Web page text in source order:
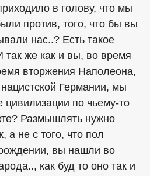
в голову, что мы
против, того, что бы вы
нас..? Есть такое
так же как и вы, во время
вторжения Наполеона,
Германии, мы
цивилизации по чьему-то
Размышлять нужно
а не с того, что пол
вы нашли во
как буд то оно так и